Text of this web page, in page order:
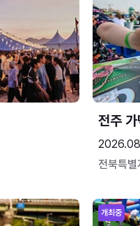
전주 가
전북특별
개최중